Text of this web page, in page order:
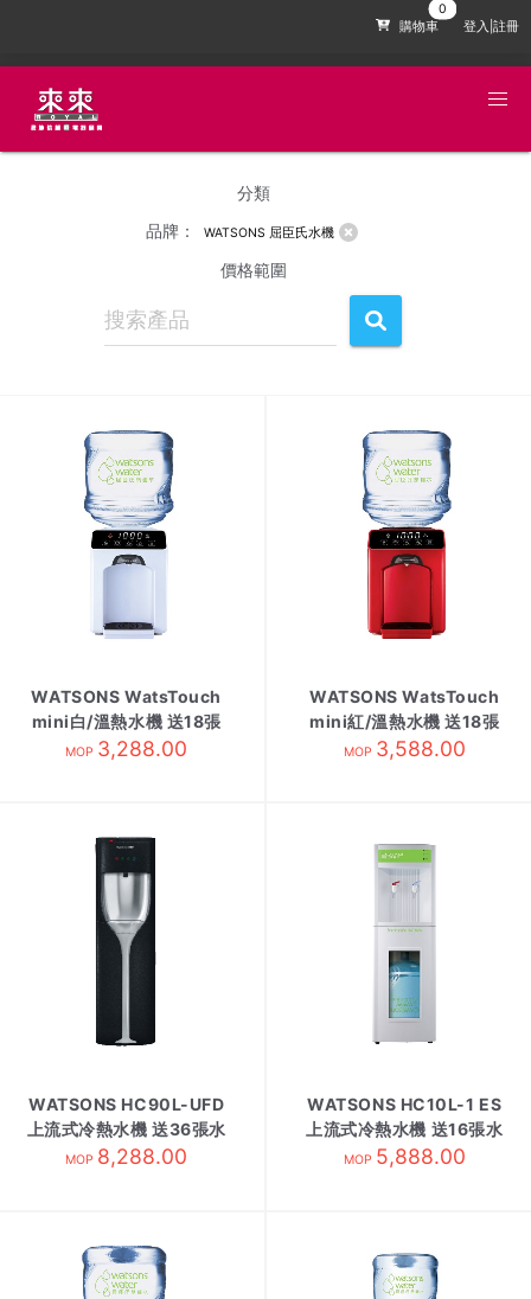
購物車 登入|註冊
分類
品牌：
WATSONS 屈臣氏水機
價格範圍
WATSONS WatsTouch
mini白/溫熱水機 送18張
水券/需訂貨
MOP 3,288.00
WATSONS WatsTouch
mini紅/溫熱水機 送18張
水券/需訂貨
MOP 3,588.00
WATSONS HC90L-UFD
上流式冷熱水機 送36張水
券/需訂 黑
MOP 8,288.00
WATSONS HC10L-1 ES
上流式冷熱水機 送16張水
券/需訂 白
MOP 5,888.00